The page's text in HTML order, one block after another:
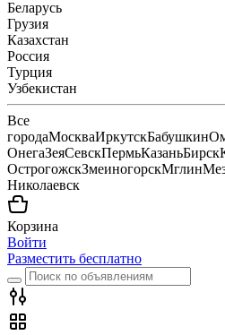
Беларусь
Грузия
Казахстан
Россия
Турция
Узбекистан
Все
городаМоскваИркутскБабушкин
ОнегаЗеяСевскПермьКазаньБирск
ОстрогожскЗмеиногорскМглин
Николаевск
Корзина
Войти
Разместить бесплатно